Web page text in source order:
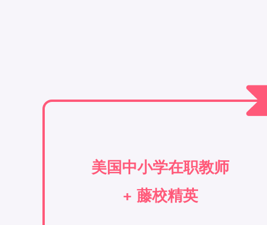
美国中小学在职教师
+ 藤校精英